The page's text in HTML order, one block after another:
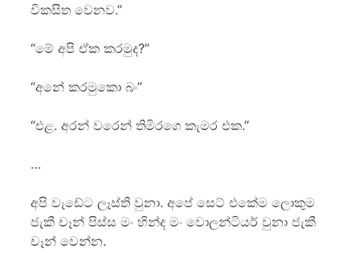
විකසිත වෙනව.”
“මේ අපි ඒක කරමුද?”
“අනේ කරමුකො බං”
“එළ. අරන් වරෙන් තිමිරගෙ කැමර එක.”
…
අපි වැඩේට ලෑස්ති වුනා. අපේ සෙට් එකේම ලොකුම
ජැකී චෑන් පිස්ස මං හින්ද මං වොලන්ටියර් වුනා ජැකී
චෑන් වෙන්න.